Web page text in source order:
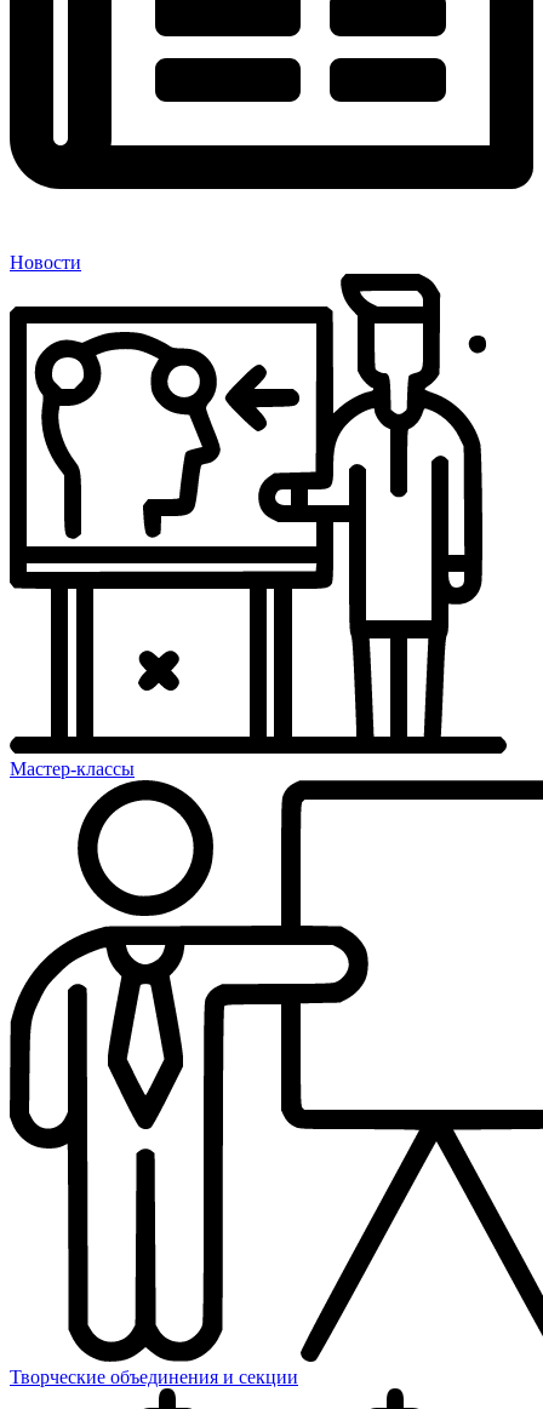
Новости
Мастер-классы
Творческие объединения и секции